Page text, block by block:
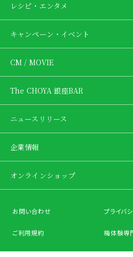
レシピ・エンタメ
キャンペーン・イベント
CM / MOVIE
The CHOYA 銀座BAR
ニュースリリース
企業情報
オンラインショップ
お問い合わせ プライバ
ご利用規約 梅体験専